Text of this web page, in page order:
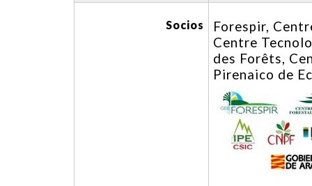
Socios
Forespir,
Centre
des Forêts,
Pirenaico de